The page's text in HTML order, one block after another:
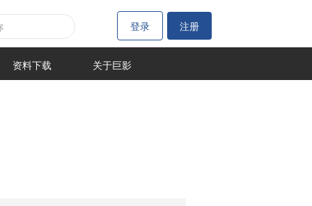
登录 注册
资料下载 关于巨影